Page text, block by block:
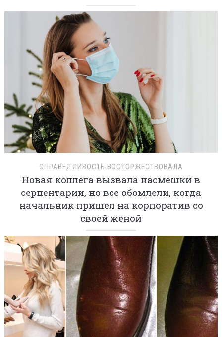
СПРАВЕДЛИВОСТЬ ВОСТОРЖЕСТВОВАЛА
Новая коллега вызвала насмешки в
серпентарии, но все обомлели, когда
начальник пришел на корпоратив со
своей женой